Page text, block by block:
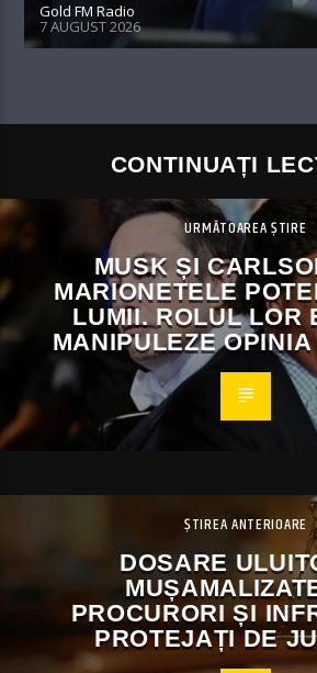
Gold FM Radio
7 AUGUST 2026
CONTINUAȚI
URMĂTOAREA ȘTIRE
MUSK ȘI
MARIONETELE
LUMII. ROLUL LOR
MANIPULEZE
ȘTIREA ANTERIOARE
DOSARE
PROCURORI ȘI
PROTEJAȚI DE